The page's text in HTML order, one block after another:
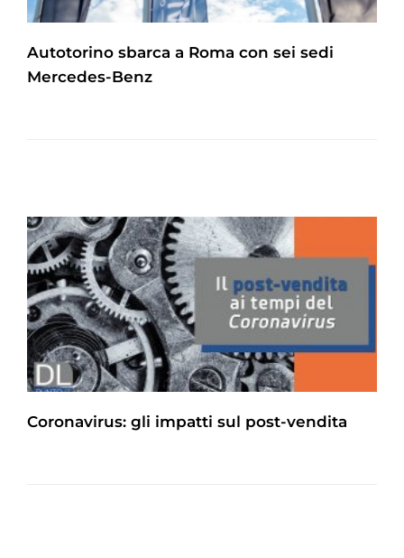
Autotorino sbarca a Roma con sei sedi
Mercedes-Benz
Coronavirus: gli impatti sul post-vendita